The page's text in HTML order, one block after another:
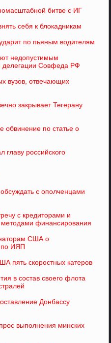
битве с ИГ
себя к блокадникам
по пьяным водителям
недопустимым
делегации Совфеда РФ
вузов, отвечающих
закрывает Тегерану
обвинение по статье о
главу российского
с ополченцами
с кредиторами и
методами финансирования
США о
по ИЯП
пять скоростных катеров
в состав своего флота
Донбассу
выполнения минских